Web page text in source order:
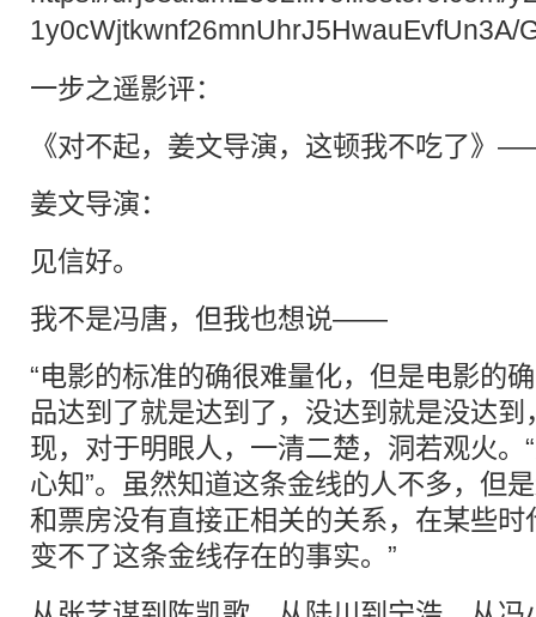
一步之遥影评：
《对不起，姜文导演，这顿我不吃了》
姜文导演：
见信好。
我不是冯唐，但我也想说——
“电影的标准的确很难量化，但是电影的
品达到了就是达到了，没达到就是没达
现，对于明眼人，一清二楚，洞若观火。
心知”。虽然知道这条金线的人不多，但
和票房没有直接正相关的关系，在某些
变不了这条金线存在的事实。”